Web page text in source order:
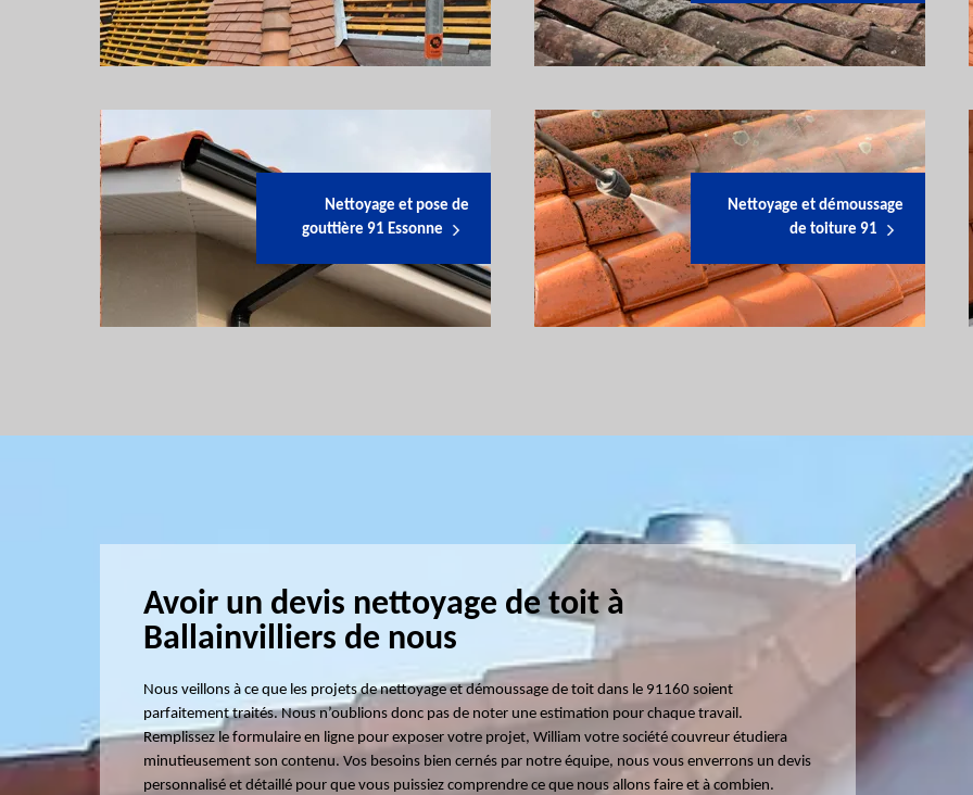
Nettoyage et pose de
gouttière 91 Essonne
Nettoyage et démoussage
de toiture 91
Avoir un devis nettoyage de toit à
Ballainvilliers de nous
Nous veillons à ce que les projets de nettoyage et démoussage de toit dans le 91160 soient
parfaitement traités. Nous n’oublions donc pas de noter une estimation pour chaque travail.
Remplissez le formulaire en ligne pour exposer votre projet, William votre société couvreur étudiera
minutieusement son contenu. Vos besoins bien cernés par notre équipe, nous vous enverrons un devis
personnalisé et détaillé pour que vous puissiez comprendre ce que nous allons faire et à combien.